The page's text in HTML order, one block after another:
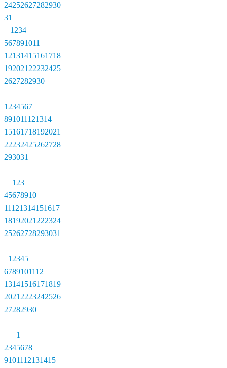
24252627282930
31
1 234
567891011
12131415161718
192021 22232425
2627282930
1 234567
891011121314
15161718192021
22232425262728
293031
1 23
45678910
11121314151617
18192021 222324
25262728293031
1 2345
6789101112
13141516171819
2021 2223242526
27282930
1
2345678
9101112131415